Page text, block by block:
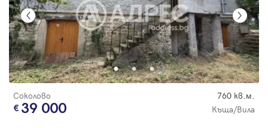
Соколово 760 кв.м.
39 000 Къща/Вила